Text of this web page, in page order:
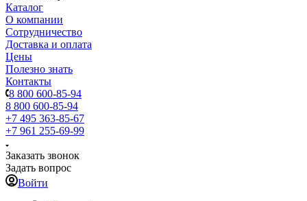
Каталог
О компании
Сотрудничество
Доставка и оплата
Цены
Полезно знать
Контакты
8 800 600-85-94
8 800 600-85-94
+7 495 363-85-67
+7 961 255-69-99
Заказать звонок
Задать вопрос
Войти